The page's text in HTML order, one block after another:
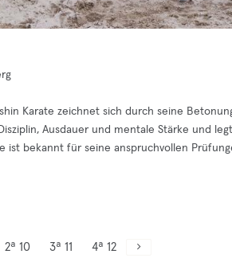
Karate zeichnet sich durch seine
Ausdauer und mentale Stärke und
ist bekannt für seine anspruchvollen
2ª 10 3ª 11 4ª 12